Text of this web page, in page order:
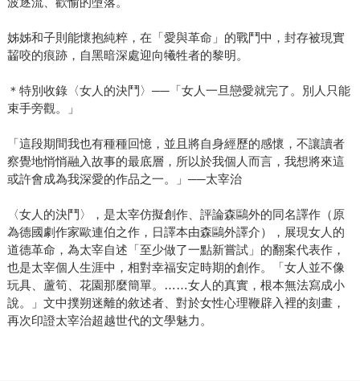
姊姊和子則能懷抱純粹，在「愛與革命」的戰鬥中，封存被現實
齧咬的痕跡，自黑暗深處迎向犧牲者的黎明。
＊特別收錄〈女人的決鬥〉──「女人一旦戀愛就完了。別人只能
束手旁觀。」
「這段期間我也有種種回憶，並且將自身經歷的感懷，不讓讀者
察覺地悄悄融入故事的最底層，所以於我個人而言，我想將來這
或許會成為我深愛的作品之一。」──太宰治
〈女人的決鬥〉，是太宰仿擬創作、評論森鷗外的同名譯作（原
為德國劇作家歐連伯之作，日譯本由森鷗外譯介），展現女人的
道德革命，為太宰自述「至少做了一點新嘗試」的翻案代表作，
也是太宰個人生涯中，相對幸福安定時期的創作。「女人並不像
玩具、蘆筍、花園那麼簡單。……女人的真實，根本無法寫成小
說。」文中撲朔迷離的敘述者、對於女性心理鞭辟入裡的刻畫，
再次印證太宰治超越世代的文學魅力。